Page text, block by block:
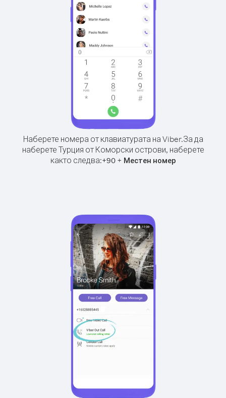
Наберете номера от клавиатурата на Viber.За да
наберете Турция от Коморски острови, наберете
както следва:+90+ Местен номер